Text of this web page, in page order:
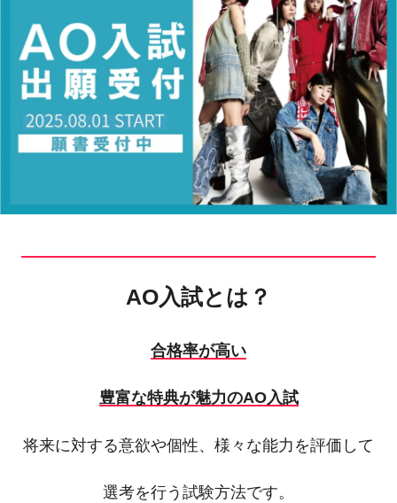
AO入試とは？
合格率が高い
豊富な特典が魅力のAO入試
将来に対する意欲や個性、様々な能力を評価して
選考を行う試験方法です。